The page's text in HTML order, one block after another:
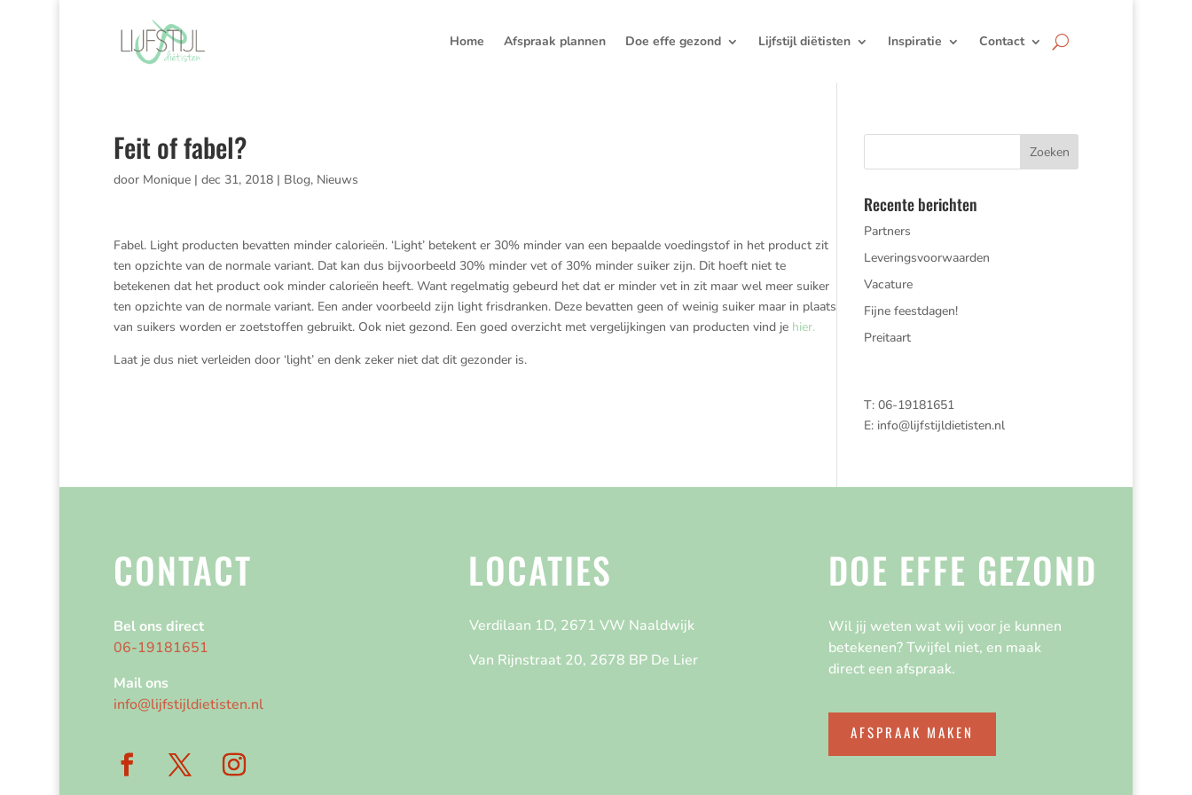
Home Afspraak plannen Doe effe gezond Lijfstijl diëtisten Inspiratie Contact
Feit of fabel?
door Monique| dec 31, 2018| Blog, Nieuws
Fabel. Light producten bevatten minder calorieën. ‘Light’ betekent er 30% minder van een bepaalde voedingstof in het product zit
ten opzichte van de normale variant. Dat kan dus bijvoorbeeld 30% minder vet of 30% minder suiker zijn. Dit hoeft niet te
betekenen dat het product ook minder calorieën heeft. Want regelmatig gebeurd het dat er minder vet in zit maar wel meer suiker
ten opzichte van de normale variant. Een ander voorbeeld zijn light frisdranken. Deze bevatten geen of weinig suiker maar in plaats
van suikers worden er zoetstoffen gebruikt. Ook niet gezond. Een goed overzicht met vergelijkingen van producten vind je hier.
Laat je dus niet verleiden door ‘light’ en denk zeker niet dat dit gezonder is.
Recente berichten
Partners
Leveringsvoorwaarden
Vacature
Fijne feestdagen!
Preitaart
T: 06-19181651
E: info@lijfstijldietisten.nl
CONTACT
Bel ons direct
06-19181651
Mail ons
info@lijfstijldietisten.nl
LOCATIES
Verdilaan 1D, 2671 VW Naaldwijk
Van Rijnstraat 20, 2678 BP De Lier
DOE EFFE GEZOND
Wil jij weten wat wij voor je kunnen
betekenen? Twijfel niet, en maak
direct een afspraak.
AFSPRAAK MAKEN